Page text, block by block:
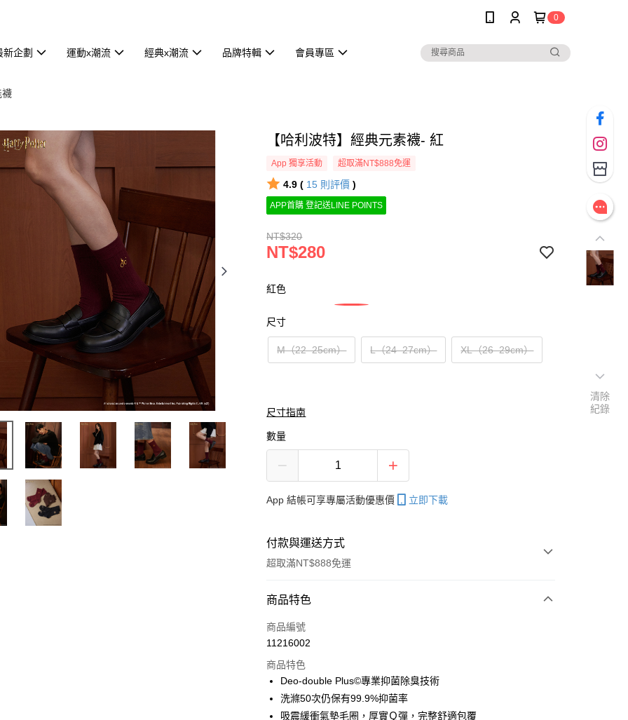
0
新企劃 運動x潮流 經典x潮流 品牌特輯 會員專區
襪
【哈利波特】經典元素襪- 紅
App 獨享活動 超取滿NT$888免運
4.9 ( 15 則評價 )
APP首購 登記送LINE POINTS
NT$320
NT$280
紅色
尺寸
M（22–25cm） L（24–27cm） XL（26–29cm）
尺寸指南
數量
App 結帳可享專屬活動優惠價 立即下載
付款與運送方式
超取滿NT$888免運
付款方式
信用卡一次付款
LINE Pay
Apple Pay
商品特色
商品編號
11216002
商品特色
Deo-double Plus©專業抑菌除臭技術
洗滌50次仍保有99.9%抑菌率
吸震緩衝氣墊毛圈，厚實Ｑ彈，完整舒適包覆
清除
紀錄